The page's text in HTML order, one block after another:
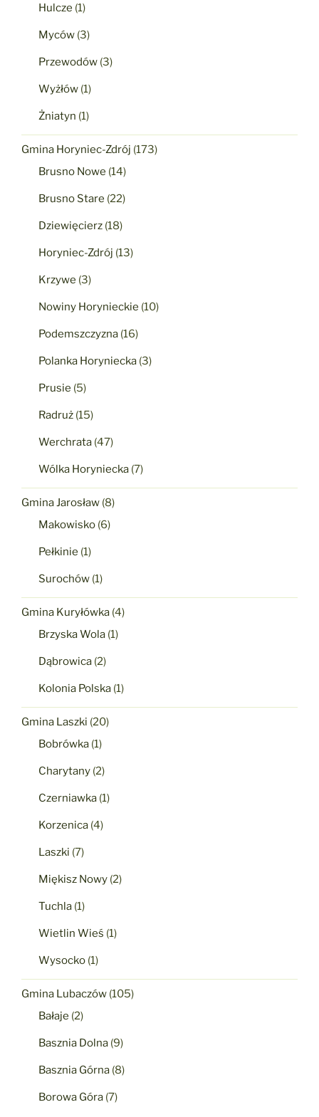
Hulcze (1)
Myców (3)
Przewodów (3)
Wyżłów (1)
Żniatyn (1)
Gmina Horyniec-Zdrój (173)
Brusno Nowe (14)
Brusno Stare (22)
Dziewięcierz (18)
Horyniec-Zdrój (13)
Krzywe (3)
Nowiny Horynieckie (10)
Podemszczyzna (16)
Polanka Horyniecka (3)
Prusie (5)
Radruż (15)
Werchrata (47)
Wólka Horyniecka (7)
Gmina Jarosław (8)
Makowisko (6)
Pełkinie (1)
Surochów (1)
Gmina Kuryłówka (4)
Brzyska Wola (1)
Dąbrowica (2)
Kolonia Polska (1)
Gmina Laszki (20)
Bobrówka (1)
Charytany (2)
Czerniawka (1)
Korzenica (4)
Laszki (7)
Miękisz Nowy (2)
Tuchla (1)
Wietlin Wieś (1)
Wysocko (1)
Gmina Lubaczów (105)
Bałaje (2)
Basznia Dolna (9)
Basznia Górna (8)
Borowa Góra (7)